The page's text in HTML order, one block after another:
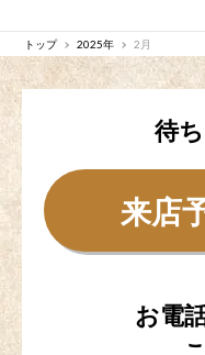
トップ 2025年 2月
待
来店
お電